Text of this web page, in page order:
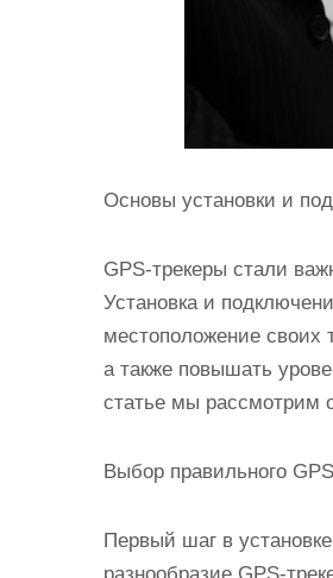
Основы установки и
GPS-трекеры стали
Установка и
местоположение своих
а также повышать
статье мы рассмотрим
Выбор правильного
Первый шаг в